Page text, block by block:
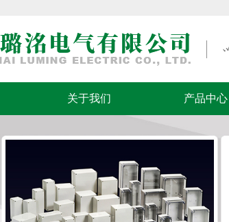
关于我们 产品中心